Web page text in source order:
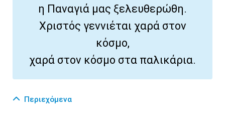
η Παναγιά μας ξελευθερώθη.
Χριστός γεννιέται χαρά στον
κόσμο,
χαρά στον κόσμο στα παλικάρια.
Περιεχόμενα